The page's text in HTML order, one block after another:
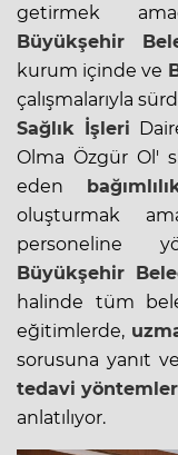
getirmek
Büyükşehir
kurum içinde ve
çalışmalarıyla
Sağlık İşleri
Olma Özgür Ol'
eden
oluşturmak
personeline
Büyükşehir
halinde tüm
eğitimlerde,
sorusuna yanıt
tedavi
anlatılıyor.